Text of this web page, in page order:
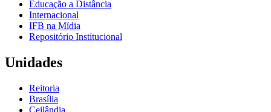
Educação a Distância
Internacional
IFB na Mídia
Repositório Institucional
Unidades
Reitoria
Brasília
Ceilândia